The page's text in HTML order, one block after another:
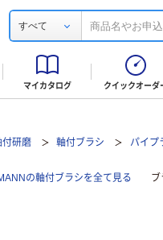
すべて
マイカタログ クイックオーダ
付研磨 軸付ブラシ パイプ
の軸付ブラシを全て見る ブ